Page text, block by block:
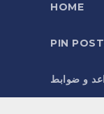
HOME
PIN
و ضوابط